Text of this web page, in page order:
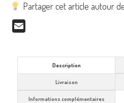
Partager cet article autour
Description
Livraison
Informations complémentaires